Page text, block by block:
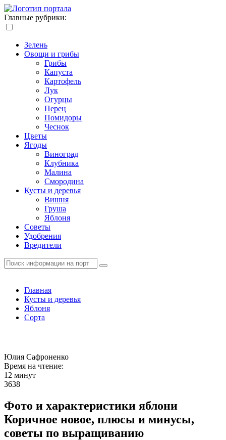
Главные рубрики:
Зелень
Овощи и грибы
Грибы
Капуста
Картофель
Лук
Огурцы
Перец
Помидоры
Чеснок
Цветы
Ягоды
Виноград
Клубника
Малина
Смородина
Кусты и деревья
Вишня
Груша
Яблоня
Советы
Удобрения
Вредители
Главная
Кусты и деревья
Яблоня
Сорта
Юлия Сафроненко
Время на чтение:
12 минут
3638
Фото и характеристики яблони
Коричное новое, плюсы и минусы,
советы по выращиванию